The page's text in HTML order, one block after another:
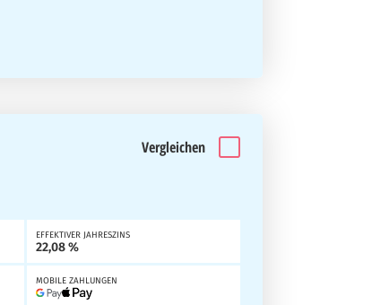
Vergleichen
EFFEKTIVER JAHRESZINS
22,08 %
MOBILE ZAHLUNGEN